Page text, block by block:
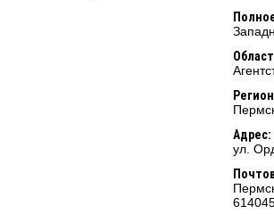
Адрес:
ул.